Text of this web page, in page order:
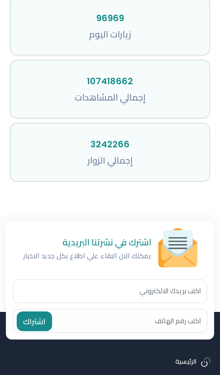
96969
زيارات اليوم
107418662
إجمالي المشاهدات
3242266
إجمالي الزوار
اشترك في نشرتنا البريدية
يمكنك الان البقاء علي اطلاع بكل جديد الاخبار
اشتراك
الرئيسية